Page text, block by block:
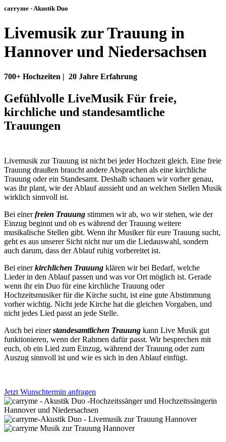
carryme - Akustik Duo
Livemusik zur Trauung in
Hannover und Niedersachsen
700+ Hochzeiten | ­ 20 Jahre Erfahrung
Gefühlvolle LiveMusik Für freie,
kirchliche und standesamtliche
Trauungen
Livemusik zur Trauung ist nicht bei jeder Hochzeit gleich. Eine freie
Trauung draußen braucht andere Absprachen als eine kirchliche
Trauung oder ein Standesamt. Deshalb schauen wir vorher genau,
was ihr plant, wie der Ablauf aussieht und an welchen Stellen Musik
wirklich sinnvoll ist.
Bei einerfreien Trauung stimmen wir ab, wo wir stehen, wie der
Einzug beginnt und ob es während der Trauung weitere
musikalische Stellen gibt. Wenn ihr Musiker für eure Trauung sucht,
geht es aus unserer Sicht nicht nur um die Liedauswahl, sondern
auch darum, dass der Ablauf ruhig vorbereitet ist.
Bei einerkirchlichen Trauung klären wir bei Bedarf, welche
Lieder in den Ablauf passen und was vor Ort möglich ist. Gerade
wenn ihr ein Duo für eine kirchliche Trauung oder
Hochzeitsmusiker für die Kirche sucht, ist eine gute Abstimmung
vorher wichtig. Nicht jede Kirche hat die gleichen Vorgaben, und
nicht jedes Lied passt an jede Stelle.
Auch bei einerstandesamtlichen Trauung kann Live Musik gut
funktionieren, wenn der Rahmen dafür passt. Wir besprechen mit
euch, ob ein Lied zum Einzug, während der Trauung oder zum
Auszug sinnvoll ist und wie es sich in den Ablauf einfügt.
Jetzt Wunschtermin anfragen